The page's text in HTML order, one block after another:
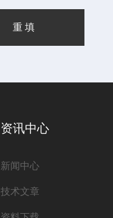
资讯中心
新闻中心
技术文章